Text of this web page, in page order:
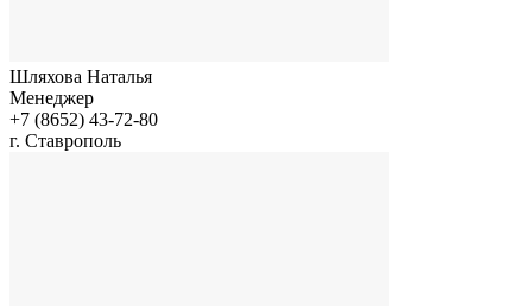
Шляхова Наталья
Менеджер
+7 (8652) 43-72-80
г. Ставрополь